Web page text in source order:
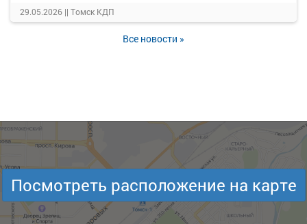
29.05.2026 || Томск КДП
Все новости »
Посмотреть расположение на карте